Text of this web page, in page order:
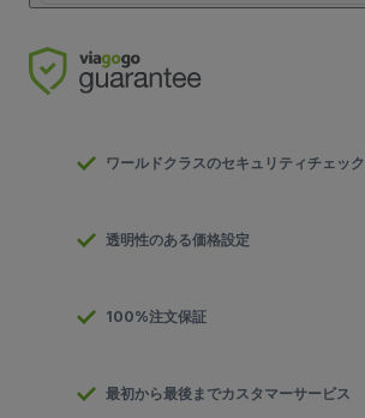
ワールドクラスのセキュリティチェック
透明性のある価格設定
100%注文保証
最初から最後までカスタマーサービス